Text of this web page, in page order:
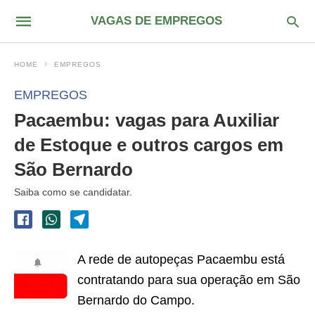
VAGAS DE EMPREGOS
HOME EMPREGOS
EMPREGOS
Pacaembu: vagas para Auxiliar
de Estoque e outros cargos em
São Bernardo
Saiba como se candidatar.
A rede de autopeças Pacaembu está
contratando para sua operação em São
Bernardo do Campo.